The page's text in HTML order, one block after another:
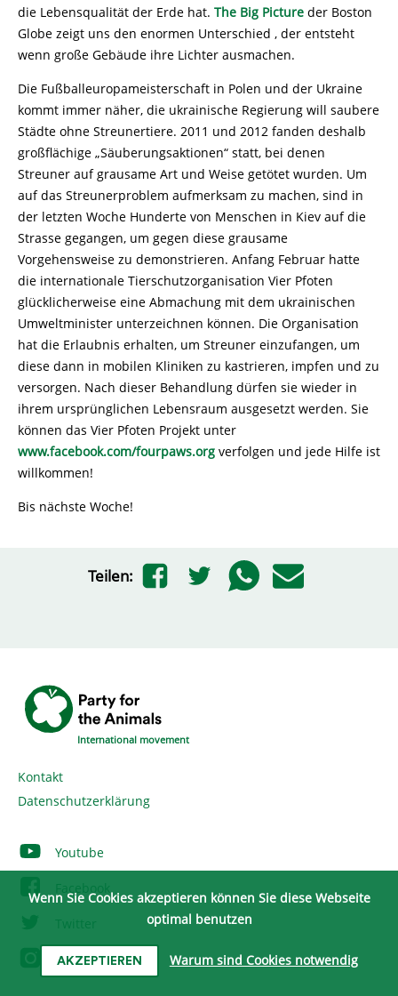
die Lebensqualität der Erde hat. The Big Picture der Boston
Globe zeigt uns den enormen Unterschied , der entsteht
wenn große Gebäude ihre Lichter ausmachen.
Die Fußballeuropameisterschaft in Polen und der Ukraine
kommt immer näher, die ukrainische Regierung will saubere
Städte ohne Streunertiere. 2011 und 2012 fanden deshalb
großflächige „Säuberungsaktionen“ statt, bei denen
Streuner auf grausame Art und Weise getötet wurden. Um
auf das Streunerproblem aufmerksam zu machen, sind in
der letzten Woche Hunderte von Menschen in Kiev auf die
Strasse gegangen, um gegen diese grausame
Vorgehensweise zu demonstrieren. Anfang Februar hatte
die internationale Tierschutzorganisation Vier Pfoten
glücklicherweise eine Abmachung mit dem ukrainischen
Umweltminister unterzeichnen können. Die Organisation
hat die Erlaubnis erhalten, um Streuner einzufangen, um
diese dann in mobilen Kliniken zu kastrieren, impfen und zu
versorgen. Nach dieser Behandlung dürfen sie wieder in
ihrem ursprünglichen Lebensraum ausgesetzt werden. Sie
können das Vier Pfoten Projekt unter
www.facebook.com/fourpaws.org verfolgen und jede Hilfe ist
willkommen!
Bis nächste Woche!
Teilen:
International movement
Kontakt
Datenschutzerklärung
Youtube
Facebook
Twitter
Instagram
Wenn Sie Cookies akzeptieren können Sie diese Webseite
optimal benutzen
AKZEPTIEREN Warum sind Cookies notwendig